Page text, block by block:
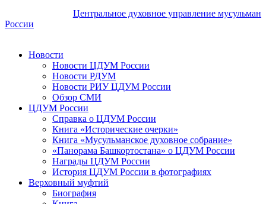
Центральное духовное управление мусульман
России
Новости
Новости ЦДУМ России
Новости РДУМ
Новости РИУ ЦДУМ России
Обзор СМИ
ЦДУМ России
Справка о ЦДУМ России
Книга «Исторические очерки»
Книга «Мусульманское духовное собрание»
«Панорама Башкортостана» о ЦДУМ России
Награды ЦДУМ России
История ЦДУМ России в фотографиях
Верховный муфтий
Биография